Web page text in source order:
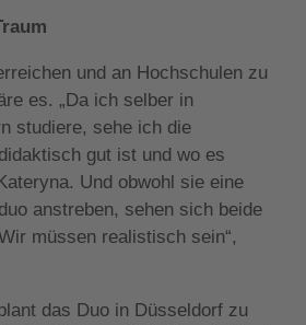
und an Hochschulen zu
es. „Da ich selber in
studiere, sehe ich die
gut ist und wo es
Und obwohl sie eine
anstreben, sehen sich beide
müssen realistisch sein“,
das Duo in Düsseldorf zu